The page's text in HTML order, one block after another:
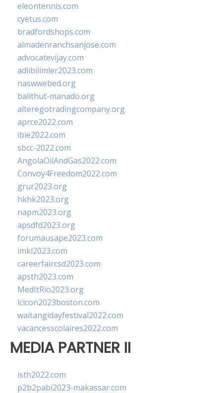
eleontennis.com
cyetus.com
bradfordshops.com
almadenranchsanjose.com
advocatevijay.com
adlibilimler2023.com
naswwebed.org
balithut-manado.org
alteregotradingcompany.org
aprce2022.com
ibie2022.com
sbcc-2022.com
AngolaOilAndGas2022.com
Convoy4Freedom2022.com
grur2023.org
hkhk2023.org
napm2023.org
apsdfd2023.org
forumausape2023.com
imkl2023.com
careerfaircsd2023.com
apsth2023.com
MedItRio2023.org
lcicon2023boston.com
waitangidayfestival2022.com
vacancesscolaires2022.com
MEDIA PARTNER II
isth2022.com
p2b2pabi2023-makassar.com